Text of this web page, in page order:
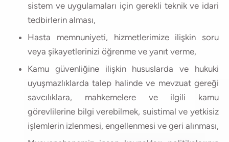
sistem ve uygulamaları için gerekli teknik ve idari
tedbirlerin alması,
Hasta memnuniyeti, hizmetlerimize ilişkin soru
veya şikayetlerinizi öğrenme ve yanıt verme,
Kamu güvenliğine ilişkin hususlarda ve hukuki
uyuşmazlıklarda talep halinde ve mevzuat gereği
savcılıklara, mahkemelere ve ilgili kamu
görevlilerine bilgi verebilmek, suistimal ve yetkisiz
işlemlerin izlenmesi, engellenmesi ve geri alınması,